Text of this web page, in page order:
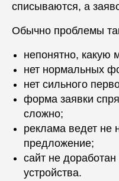
списываются, а
Обычно проблемы
непонятно, какую
нет нормальных
нет сильного
форма заявки
сложно;
реклама ведет не
предложение;
сайт не
устройства.